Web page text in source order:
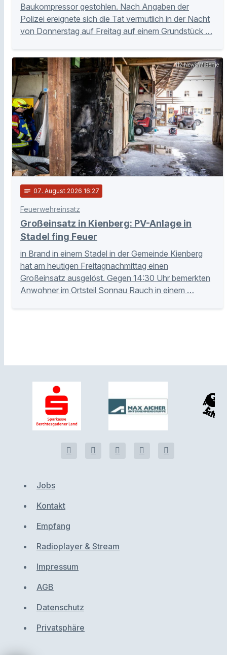
Baukompressor gestohlen. Nach Angaben der
Polizei ereignete sich die Tat vermutlich in der Nacht
von Donnerstag auf Freitag auf einem Grundstück …
112 News/M.Benje
notes 07. August 2026 16:27
Feuerwehreinsatz
Großeinsatz in Kienberg: PV-Anlage in
Stadel fing Feuer
in Brand in einem Stadel in der Gemeinde Kienberg
hat am heutigen Freitagnachmittag einen
Großeinsatz ausgelöst. Gegen 14:30 Uhr bemerkten
Anwohner im Ortsteil Sonnau Rauch in einem …
Jobs
Kontakt
Empfang
Radioplayer & Stream
Impressum
AGB
Datenschutz
Privatsphäre